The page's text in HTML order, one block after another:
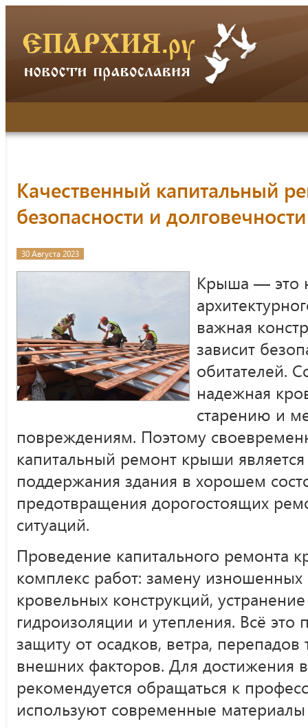
Качественный капитальный
безопасности и
30 Августа 2023
Крыша — это
важная
зависит
обитателей.
надежная
старению и
повреждениям. Поэтому
капитальный ремонт крыши
поддержания здания в хорошем
предотвращения дорогостоящих
ситуаций.
Проведение капитального ремонта
комплекс работ: замену
кровельных конструкций,
гидроизоляции и утепления. Всё это
защиту от осадков, ветра,
внешних факторов. Для достижения
рекомендуется обращаться к
используют современные материалы